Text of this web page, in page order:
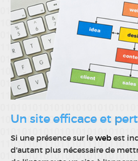
Un site efficace et
Si une présence sur leweb est
d'autant plus nécessaire de